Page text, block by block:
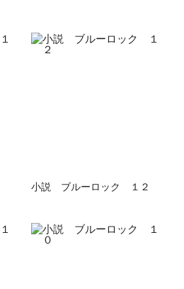
小説 ブルーロック １２